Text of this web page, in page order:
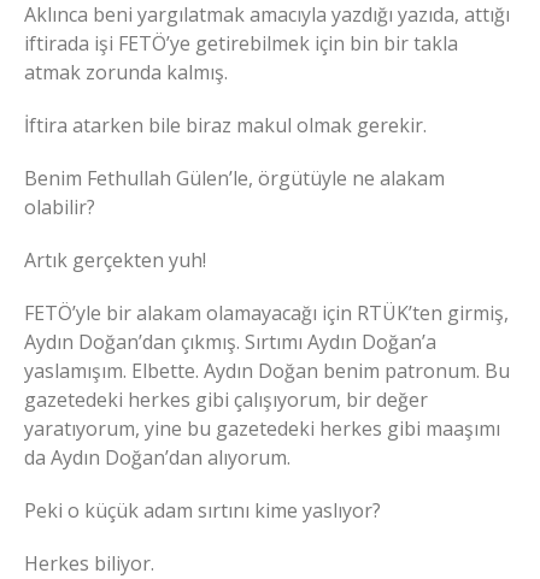
Aklınca beni yargılatmak amacıyla yazdığı yazıda, attığı
iftirada işi FETÖ’ye getirebilmek için bin bir takla
atmak zorunda kalmış.
İftira atarken bile biraz makul olmak gerekir.
Benim Fethullah Gülen’le, örgütüyle ne alakam
olabilir?
Artık gerçekten yuh!
FETÖ’yle bir alakam olamayacağı için RTÜK’ten girmiş,
Aydın Doğan’dan çıkmış. Sırtımı Aydın Doğan’a
yaslamışım. Elbette. Aydın Doğan benim patronum. Bu
gazetedeki herkes gibi çalışıyorum, bir değer
yaratıyorum, yine bu gazetedeki herkes gibi maaşımı
da Aydın Doğan’dan alıyorum.
Peki o küçük adam sırtını kime yaslıyor?
Herkes biliyor.